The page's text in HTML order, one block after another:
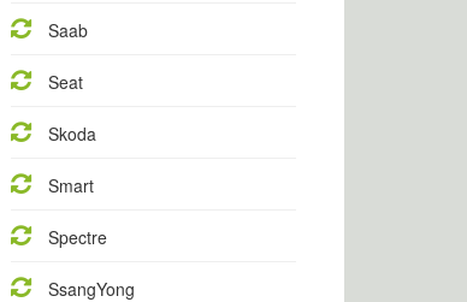
Saab
Seat
Skoda
Smart
Spectre
SsangYong